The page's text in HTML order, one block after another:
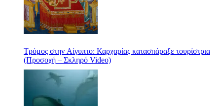
Τρόμος στην Αίγυπτο: Καρχαρίας κατασπάραξε τουρίστρια
(Προσοχή – Σκληρό Video)